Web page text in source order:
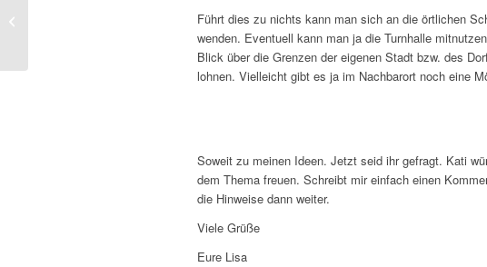
Führt dies zu nichts kann man sich an die örtlichen
wenden. Eventuell kann man ja die Turnhalle
Blick über die Grenzen der eigenen Stadt bzw. des
lohnen. Vielleicht gibt es ja im Nachbarort noch eine
Soweit zu meinen Ideen. Jetzt seid ihr gefragt. Kati
dem Thema freuen. Schreibt mir einfach einen
die Hinweise dann weiter.
Viele Grüße
Eure Lisa